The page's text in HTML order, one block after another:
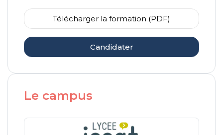
Télécharger la formation (PDF)
Candidater
Le campus